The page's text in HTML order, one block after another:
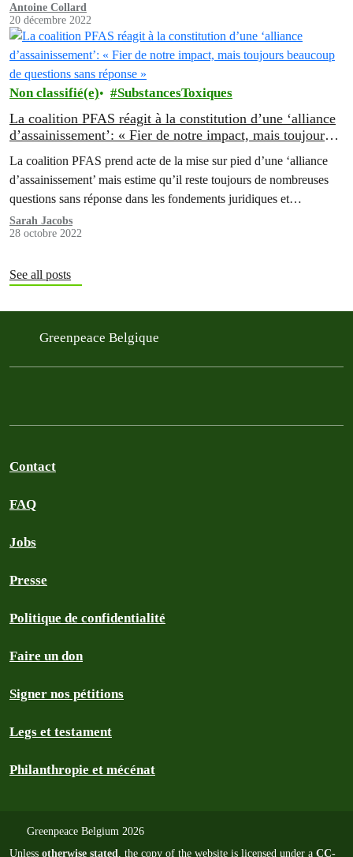
Antoine Collard
20 décembre 2022
Non classifié(e) SubstancesToxiques
La coalition PFAS réagit à la constitution d’une ‘alliance
d’assainissement’: « Fier de notre impact, mais toujours
La coalition PFAS prend acte de la mise sur pied d’une ‘alliance
d’assainissement’ mais estime qu’il reste toujours de nombreuses
questions sans réponse dans les fondements juridiques et
environnementaux de la gestion du chantier d'Oosterweel. Avant
de déterminer les prochaines étapes, la coalition, ainsi que son
Sarah Jacobs
28 octobre 2022
See all posts
Greenpeace Belgique
Contact
FAQ
Jobs
Presse
Politique de confidentialité
Faire un don
Signer nos pétitions
Legs et testament
Philanthropie et mécénat
Greenpeace Belgium 2026
Unless otherwise stated , the copy of the website is licensed under a CC-